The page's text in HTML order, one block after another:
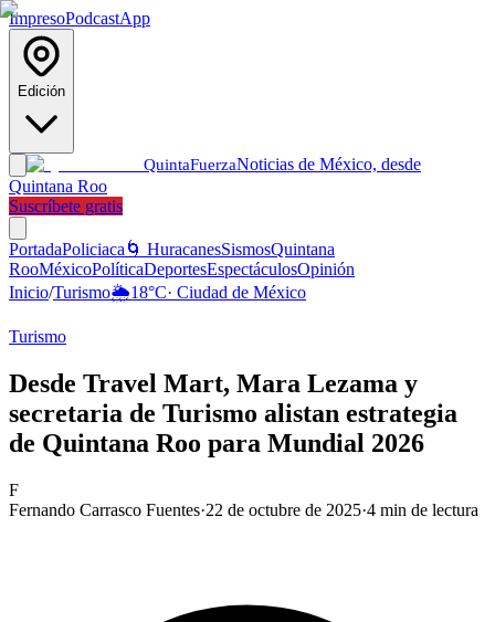
ImpresoPodcastApp
Edición
QuintaFuerzaNoticias de México, desde
Quintana Roo
Suscríbete gratis
PortadaPoliciaca 🌀 HuracanesSismosQuintana
RooMéxicoPolíticaDeportesEspectáculosOpinión
Inicio/Turismo🌦️18°C· Ciudad de México
Turismo
Desde Travel Mart, Mara Lezama y
secretaria de Turismo alistan estrategia
de Quintana Roo para Mundial 2026
F
Fernando Carrasco Fuentes·22 de octubre de 2025·4 min de lectura